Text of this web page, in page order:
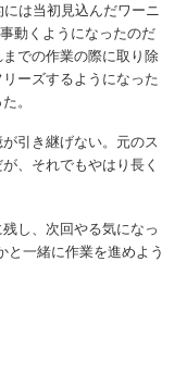
は当初見込んだワーニ
動くようになったのだ
での作業の際に取り除
ーズするようになった
。
引き継げない。元のス
、それでもやはり長く
し、次回やる気になっ
と一緒に作業を進めよう